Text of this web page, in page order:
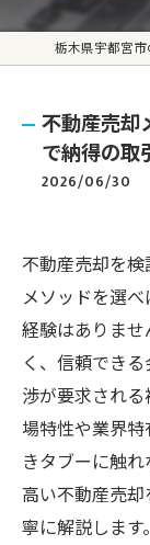
不動産売却
で納得の取
2026/06/30
不動産売却を
メソッドを選
経験はありま
く、信頼でき
渉が要求され
場特性や業界
きタブーに触
高い不動産売
寧に解説しま